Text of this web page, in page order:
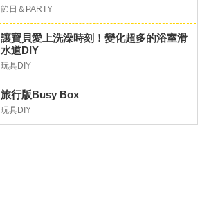
節日＆PARTY
讓寶貝愛上洗澡時刻！變化超多的浴室滑
水道DIY
玩具DIY
旅行版Busy Box
玩具DIY